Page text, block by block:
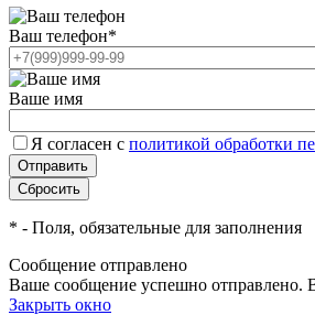
Ваш телефон*
Ваше имя
Я согласен с политикой обработки
* - Поля, обязательные для заполнения
Сообщение отправлено
Ваше сообщение успешно отправлено.
Закрыть окно